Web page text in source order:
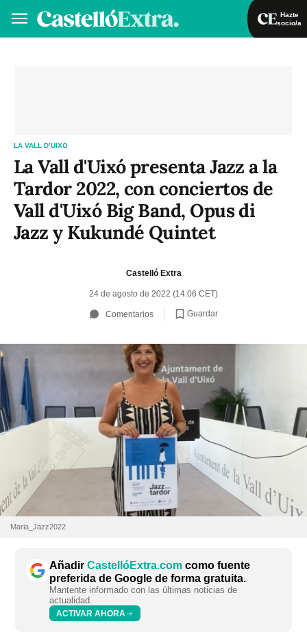
Hazte
socio/a
LA VALL D’UIXÓ
La Vall d'Uixó presenta Jazz a la
Tardor 2022, con conciertos de
Vall d'Uixó Big Band, Opus di
Jazz y Kukundé Quintet
Castelló Extra
24 de agosto de 2022 (14:06 CET)
Comentarios Guardar
Maria_Jazz2022
Añadir CastellóExtra.com como fuente
preferida de Google de forma gratuita.
Mantente informado con las últimas noticias de
actualidad.
ACTIVAR AHORA